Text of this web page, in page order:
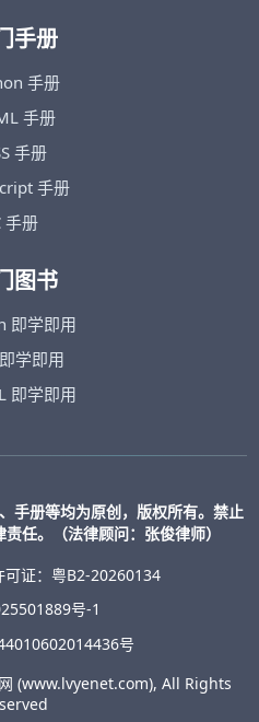
手册
手册
手册
手册
手册
手册
图书
即学即用
学即用
即学即用
手册等均为原创，版权所有。禁止
任。（法律顾问：张俊律师）
证：粤B2-20260134
号-1
号
(www.lvyenet.com), All Rights